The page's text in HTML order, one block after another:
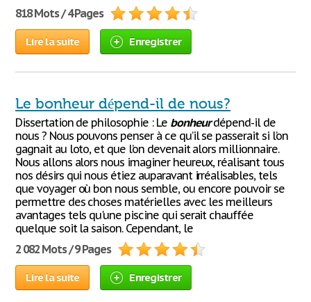
818 Mots / 4 Pages
Lire la suite Enregistrer
Le bonheur dépend-il de nous?
Dissertation de philosophie : Le bonheurdépend-il de
nous ? Nous pouvons penser à ce qu’il se passerait si l’on
gagnait au loto, et que l’on devenait alors millionnaire.
Nous allons alors nous imaginer heureux, réalisant tous
nos désirs qui nous étiez auparavant irréalisables, tels
que voyager où bon nous semble, ou encore pouvoir se
permettre des choses matérielles avec les meilleurs
avantages tels qu'une piscine qui serait chauffée
quelque soit la saison. Cependant, le
2 082 Mots / 9 Pages
Lire la suite Enregistrer